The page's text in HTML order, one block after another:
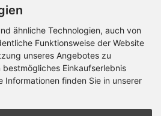
ähnliche Technologien, auch von
Funktionsweise der Website
unseres Angebotes zu
Einkaufserlebnis
Informationen finden Sie in unserer